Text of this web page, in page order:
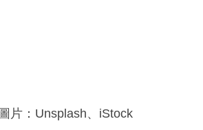
片：Unsplash、iStock